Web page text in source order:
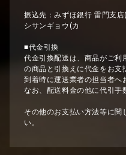
振込先：みずほ銀行 雷門
シサンギョウ(カ
■代金引換
代金引換配送は、商品がご利
の商品と引換えに代金をお支
到着時に運送業者の担当者へ
なお、配送料金の他に代引手
その他のお支払い方法等に関
い。